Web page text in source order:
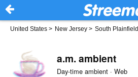
United States > New Jersey > South Plainfield
a.m. ambient
Day-time ambient · Web